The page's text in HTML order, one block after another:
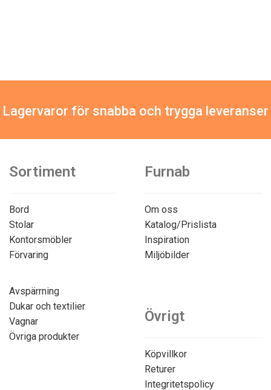
Lagervaror för snabba och trygga leveranser
Sortiment
Bord
Stolar
Kontorsmöbler
Förvaring
Avspärrning
Dukar och textilier
Vagnar
Övriga produkter
Furnab
Om oss
Katalog/Prislista
Inspiration
Miljöbilder
Övrigt
Köpvillkor
Returer
Integritetspolicy